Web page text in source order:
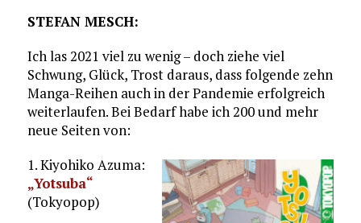
STEFAN MESCH:
Ich las 2021 viel zu wenig – doch ziehe viel
Schwung, Glück, Trost daraus, dass folgende zehn
Manga-Reihen auch in der Pandemie erfolgreich
weiterlaufen. Bei Bedarf habe ich 200 und mehr
neue Seiten von:
1. Kiyohiko Azuma:
„Yotsuba“
(Tokyopop)